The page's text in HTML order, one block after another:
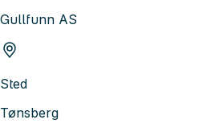
Gullfunn AS
Sted
Tønsberg